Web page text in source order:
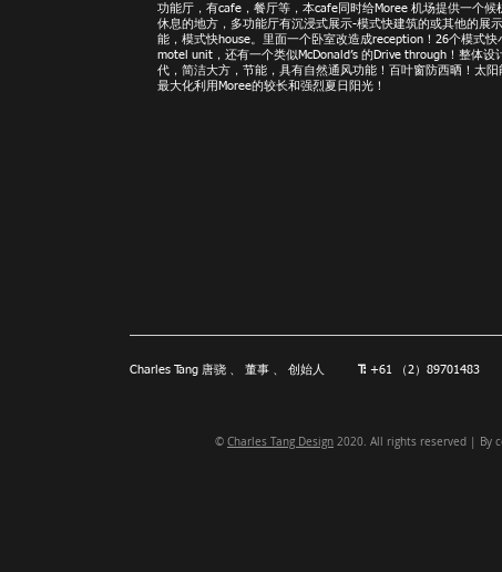
功能厅，有cafe，餐厅等，本cafe同时给Moree 机场提供一个候
休息的地方，多功能厅有沉浸式展示-模式快建筑的或其他的展
能，模式快house。里面一个卧室改造成reception！26个模式快
motel unit，还有一个类似McDonald’s 的Drive through！整体设
代，简洁大方，节能，具有自然通风功能！百叶窗防西晒！太阳
最大化利用Moree的较长和强烈夏日阳光！
Charles Tang 唐骁 、 董事 、 创始人 T: +61 （2）
© Charles Tang Design 2020. All rights reserved | By